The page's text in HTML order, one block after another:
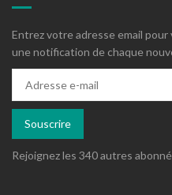
Entrez votre adresse email
une notification de chaque
mail
Souscrire
Rejoignez les 340 autres